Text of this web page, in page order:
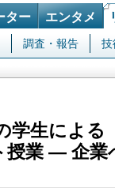
ター エンタメ
調査・報告 技
学生によ
授業 ― 企